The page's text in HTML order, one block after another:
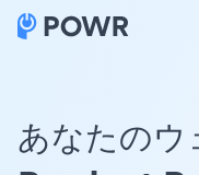
あなたの